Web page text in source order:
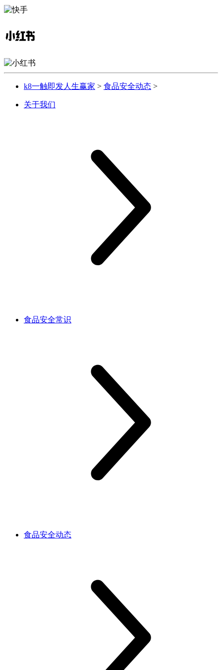
k8一触即发人生赢家 > 食品安全动态 >
关于我们
食品安全常识
食品安全动态